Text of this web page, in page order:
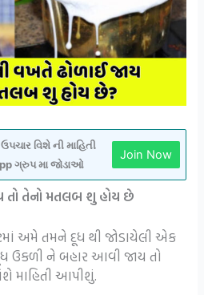
વિશે ની માહિતી
ગ્રુપ મા જોડાઓ
Join Now
તો તેનો મતલબ શુ હોય છે
અમે તમને દૂધ થી જોડાયેલી એક
ઉકળી ને બહાર આવી જાય તો
માહિતી આપીશું.